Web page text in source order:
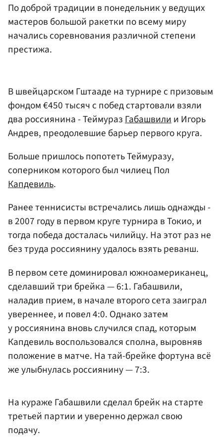
По доброй традиции в понедельник у ведущих
мастеров большой ракетки по всему миру
начались соревнования различной степени
престижа.
В швейцарском Гштааде на турнире с призовым
фондом €450 тысяч с побед стартовали взяли
два россиянина - ТеймуразГабашвилии Игорь
Андрев, преодолевшие барьер первого круга.
Больше пришлось попотеть Теймуразу,
соперником которого был чилиец Пол
Капдевиль.
Ранее теннисисты встречались лишь однажды -
в 2007 году в первом круге турнира в Токио, и
тогда победа досталась чилийцу. На этот раз не
без труда россиянину удалось взять реванш.
В первом сете доминировал южноамериканец,
сделавший три брейка — 6:1. Габашвили,
наладив прием, в начале второго сета заиграл
увереннее, и повел 4:0. Однако затем
у россиянина вновь случился спад, которым
Капдевиль воспользовался сполна, выровняв
положение в матче. На тай-брейке фортуна всё
же улыбнулась россиянину — 7:3.
На кураже Габашвили сделал брейк на старте
третьей партии и уверенно держал свою
подачу.